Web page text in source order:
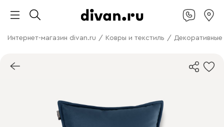
Интернет-магазин divan.ru / Ковры и текстиль /